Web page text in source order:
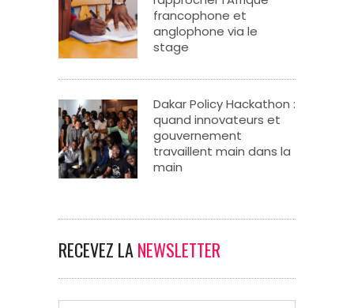
francophone et
anglophone via le
stage
Dakar Policy Hackathon :
quand innovateurs et
gouvernement
travaillent main dans la
main
RECEVEZ LA NEWSLETTER